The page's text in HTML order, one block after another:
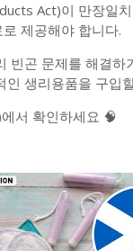
Act)이 만장일
제공해야 합니다.
빈곤 문제를 해결
생리용품을 구입
서 확인하세요 🧠